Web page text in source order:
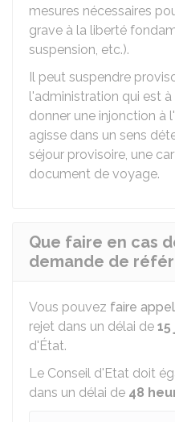
mesures nécessaires
grave à la liberté
suspension, etc.).
Il peut suspendre
l'administration qui est
donner une injonction à
agisse dans un sens
séjour provisoire, une
document de voyage.
Que faire en cas
demande de
Vous pouvez faire appel
rejet dans un délai de
d'État.
Le Conseil d'Etat doit
dans un délai de 48